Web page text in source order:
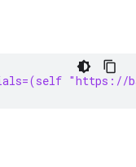
"https://